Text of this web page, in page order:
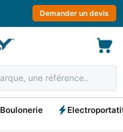
Demander un devis
Boulonerie